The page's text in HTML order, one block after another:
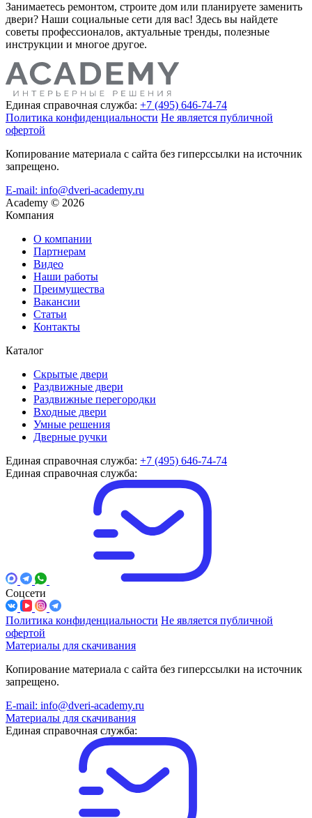
Занимаетесь ремонтом, строите дом или планируете заменить
двери? Наши социальные сети для вас! Здесь вы найдете
советы профессионалов, актуальные тренды, полезные
инструкции и многое другое.
Единая справочная служба: +7 (495) 646-74-74
Политика конфиденциальности Не является публичной
офертой
Копирование материала с сайта без гиперссылки на источник
запрещено.
E-mail: info@dveri-academy.ru
Academy © 2026
Компания
О компании
Партнерам
Видео
Наши работы
Преимущества
Вакансии
Статьи
Контакты
Каталог
Скрытые двери
Раздвижные двери
Раздвижные перегородки
Входные двери
Умные решения
Дверные ручки
Единая справочная служба: +7 (495) 646-74-74
Единая справочная служба:
Соцсети
Политика конфиденциальности Не является публичной
офертой
Материалы для скачивания
Копирование материала с сайта без гиперссылки на источник
запрещено.
E-mail: info@dveri-academy.ru
Материалы для скачивания
Единая справочная служба: